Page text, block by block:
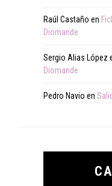
Raúl Castaño en
Diomande
Sergio Alias López
Diomande
Pedro Navio en